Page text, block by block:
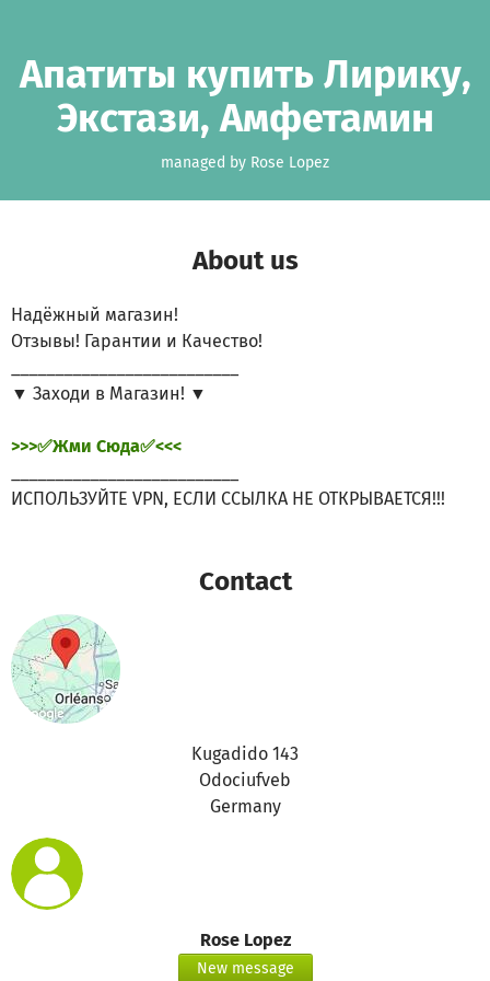
Апатиты купить Лирику,
Экстази, Амфетамин
managed by Rose Lopez
About us
Надёжный магазин!
Отзывы! Гарантии и Качество!
▼ Заходи в Магазин! ▼
>>>✅Жми Сюда✅<<<
ИСПОЛЬЗУЙТЕ VPN, ЕСЛИ ССЫЛКА НЕ ОТКРЫВАЕТСЯ!!!
Contact
Kugadido 143
Odociufveb
Germany
Rose Lopez
New message